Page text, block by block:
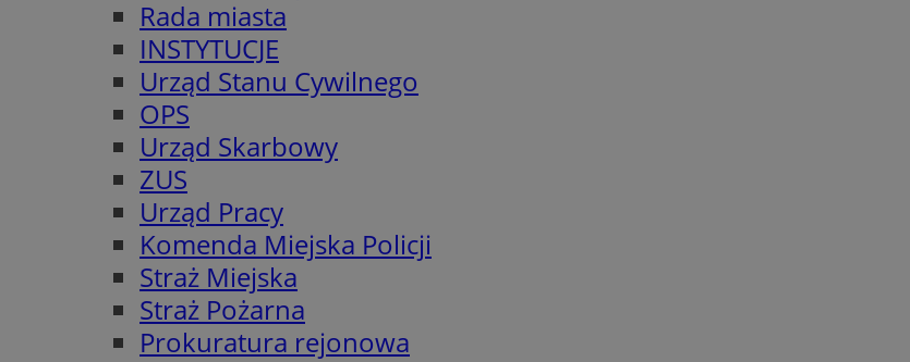
Rada miasta
INSTYTUCJE
Urząd Stanu Cywilnego
OPS
Urząd Skarbowy
ZUS
Urząd Pracy
Komenda Miejska Policji
Straż Miejska
Straż Pożarna
Prokuratura rejonowa